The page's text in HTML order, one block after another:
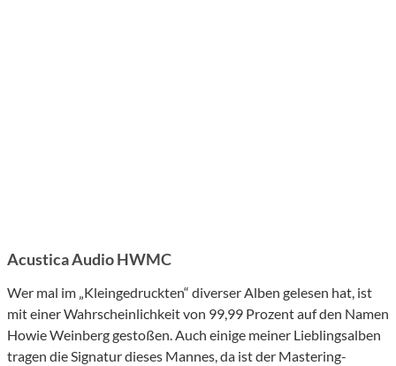
Acustica Audio HWMC
Wer mal im „Kleingedruckten“ diverser Alben gelesen hat, ist
mit einer Wahrscheinlichkeit von 99,99 Prozent auf den Namen
Howie Weinberg gestoßen. Auch einige meiner Lieblingsalben
tragen die Signatur dieses Mannes, da ist der Mastering-